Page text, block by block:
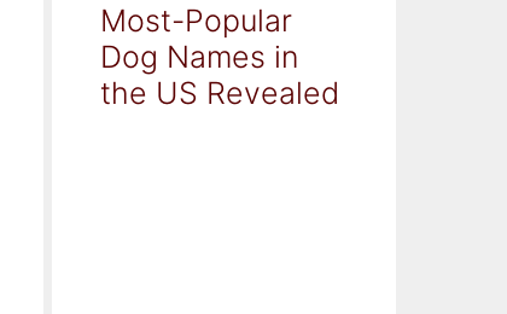
Most-Popular
Dog Names in
the US Revealed